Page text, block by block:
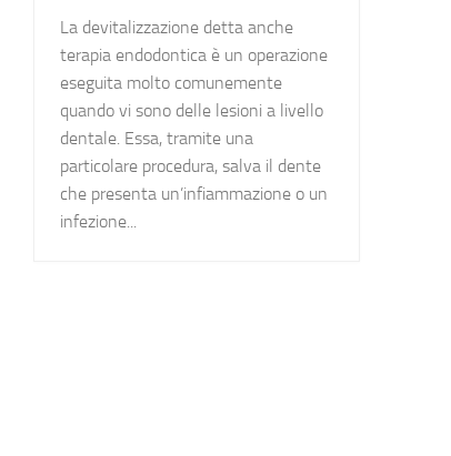
La devitalizzazione detta anche
terapia endodontica è un operazione
eseguita molto comunemente
quando vi sono delle lesioni a livello
dentale. Essa, tramite una
particolare procedura, salva il dente
che presenta un’infiammazione o un
infezione...